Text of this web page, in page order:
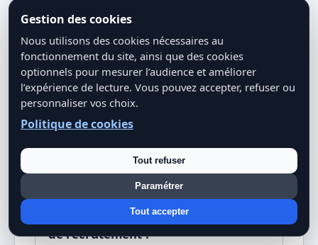
recruteurs ?
Quels sont les meilleurs outils IA
pour les RH ?
Comment éviter les biais dans l'IA
de recrutement ?
Gestion des cookies
Nous utilisons des cookies nécessaires au
fonctionnement du site, ainsi que des cookies
optionnels pour mesurer l’audience et améliorer
l’expérience de lecture. Vous pouvez accepter, refuser ou
personnaliser vos choix.
Politique de cookies
Tout refuser
Paramétrer
Tout accepter